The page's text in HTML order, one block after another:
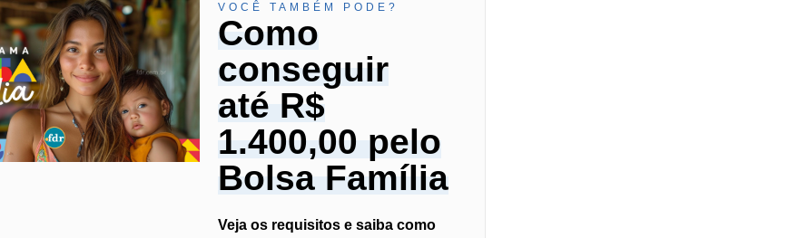
VOCÊ TAMBÉM PODE?
Como
conseguir
até R$
1.400,00 pelo
Bolsa Família
Veja os requisitos e saiba como